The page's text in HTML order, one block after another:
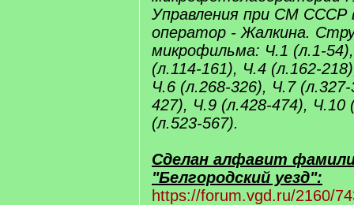
Управления при СМ СССР
оператор - Жалкина.
микрофильма: Ч.1 (л.1-
(л.114-161), Ч.4 (л.162-
Ч.6 (л.268-326), Ч.7
427), Ч.9 (л.428-474), Ч.10
(л.523-567).
Сделан алфавит
"Белгородский уезд":
https://forum.vgd.ru/2160/